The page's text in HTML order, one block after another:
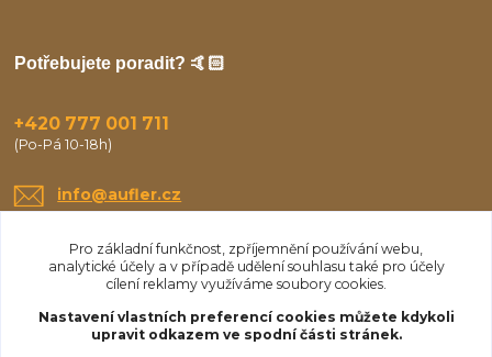
Potřebujete poradit? 🤙🏻
+420 777 001 711
(Po-Pá 10-18h)
info@aufler.cz
Pro základní funkčnost, zpříjemnění používání webu,
analytické účely a v případě udělení souhlasu také pro účely
cílení reklamy využíváme soubory cookies.
Nastavení vlastních preferencí cookies můžete kdykoli
upravit odkazem ve spodní části stránek.